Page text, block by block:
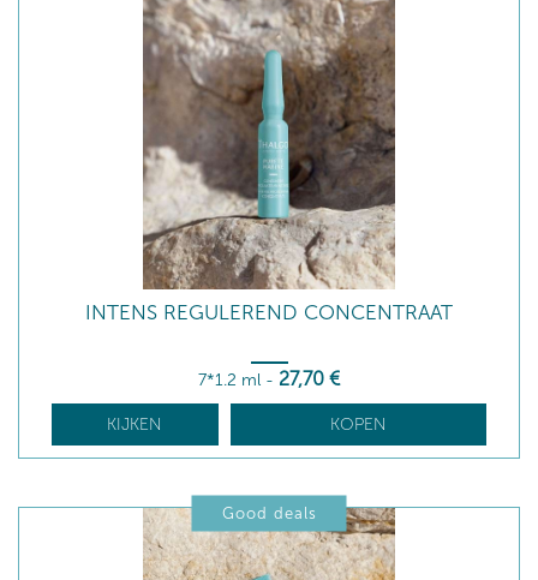
INTENS REGULEREND CONCENTRAAT
7*1.2 ml - 27,70 €
KIJKEN KOPEN
Good deals